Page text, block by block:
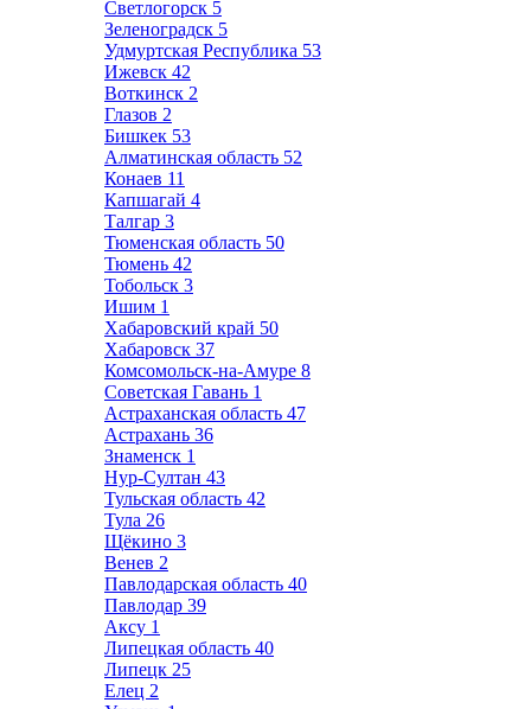
Светлогорск 5
Зеленоградск 5
Удмуртская Республика 53
Ижевск 42
Воткинск 2
Глазов 2
Бишкек 53
Алматинская область 52
Конаев 11
Капшагай 4
Талгар 3
Тюменская область 50
Тюмень 42
Тобольск 3
Ишим 1
Хабаровский край 50
Хабаровск 37
Комсомольск-на-Амуре 8
Советская Гавань 1
Астраханская область 47
Астрахань 36
Знаменск 1
Нур-Султан 43
Тульская область 42
Тула 26
Щёкино 3
Венев 2
Павлодарская область 40
Павлодар 39
Аксу 1
Липецкая область 40
Липецк 25
Елец 2